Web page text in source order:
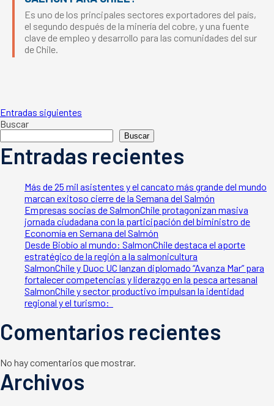
Es uno de los principales sectores exportadores del país,
el segundo después de la minería del cobre, y una fuente
clave de empleo y desarrollo para las comunidades del sur
de Chile.
Navegación
de
entradas
Entradas siguientes
Buscar
Buscar
Entradas recientes
Más de 25 mil asistentes y el cancato más grande del mundo
marcan exitoso cierre de la Semana del Salmón
Empresas socias de SalmonChile protagonizan masiva
jornada ciudadana con la participación del biministro de
Economía en Semana del Salmón
Desde Biobío al mundo: SalmonChile destaca el aporte
estratégico de la región a la salmonicultura
SalmonChile y Duoc UC lanzan diplomado “Avanza Mar” para
fortalecer competencias y liderazgo en la pesca artesanal
SalmonChile y sector productivo impulsan la identidad
regional y el turismo:
Comentarios recientes
No hay comentarios que mostrar.
Archivos